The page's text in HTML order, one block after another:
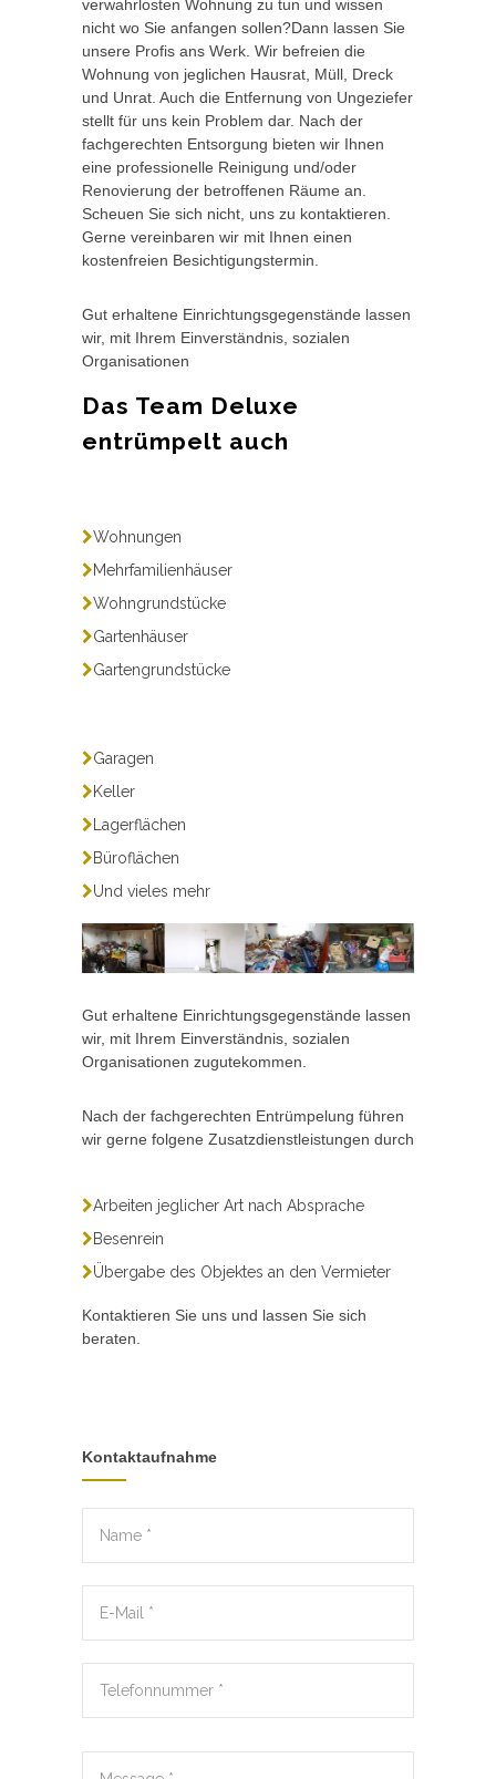
verwahrlosten Wohnung zu tun und wissen
nicht wo Sie anfangen sollen?Dann lassen Sie
unsere Profis ans Werk. Wir befreien die
Wohnung von jeglichen Hausrat, Müll, Dreck
und Unrat. Auch die Entfernung von Ungeziefer
stellt für uns kein Problem dar. Nach der
fachgerechten Entsorgung bieten wir Ihnen
eine professionelle Reinigung und/oder
Renovierung der betroffenen Räume an.
Scheuen Sie sich nicht, uns zu kontaktieren.
Gerne vereinbaren wir mit Ihnen einen
kostenfreien Besichtigungstermin.
Gut erhaltene Einrichtungsgegenstände lassen
wir, mit Ihrem Einverständnis, sozialen
Organisationen
Das Team Deluxe
entrümpelt auch
Wohnungen
Mehrfamilienhäuser
Wohngrundstücke
Gartenhäuser
Gartengrundstücke
Garagen
Keller
Lagerflächen
Büroflächen
Und vieles mehr
Gut erhaltene Einrichtungsgegenstände lassen
wir, mit Ihrem Einverständnis, sozialen
Organisationen zugutekommen.
Nach der fachgerechten Entrümpelung führen
wir gerne folgene Zusatzdienstleistungen durch
Arbeiten jeglicher Art nach Absprache
Besenrein
Übergabe des Objektes an den Vermieter
Kontaktieren Sie uns und lassen Sie sich
beraten.
Kontaktaufnahme